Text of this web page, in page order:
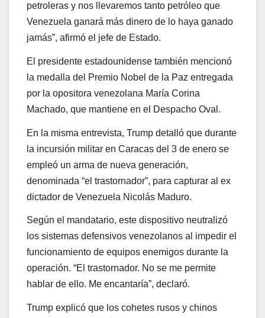
petroleras y nos llevaremos tanto petróleo que
Venezuela ganará más dinero de lo haya ganado
jamás”, afirmó el jefe de Estado.
El presidente estadounidense también mencionó
la medalla del Premio Nobel de la Paz entregada
por la opositora venezolana María Corina
Machado, que mantiene en el Despacho Oval.
En la misma entrevista, Trump detalló que durante
la incursión militar en Caracas del 3 de enero se
empleó un arma de nueva generación,
denominada “el trastornador”, para capturar al ex
dictador de Venezuela Nicolás Maduro.
Según el mandatario, este dispositivo neutralizó
los sistemas defensivos venezolanos al impedir el
funcionamiento de equipos enemigos durante la
operación. “El trastornador. No se me permite
hablar de ello. Me encantaría”, declaró.
Trump explicó que los cohetes rusos y chinos